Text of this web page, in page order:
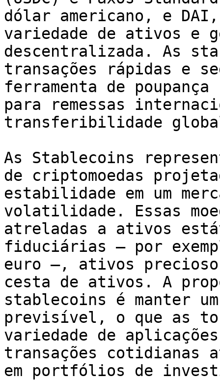
dólar americano, e
variedade de ativos e
descentralizada. As
transações rápidas e
ferramenta de
para remessas
transferibilidade
As Stablecoins
de criptomoedas
estabilidade em um
volatilidade. Essas
atreladas a ativos
fiduciárias — por
euro —, ativos preciosos
cesta de ativos. A
stablecoins é manter
previsível, o que as
variedade de
transações cotidianas
em portfólios de